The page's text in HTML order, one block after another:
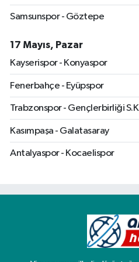
Samsunspor - Göztepe
17 Mayıs, Pazar
Kayserispor - Konyaspor
Fenerbahçe - Eyüpspor
Trabzonspor - Gençlerbirliği
Kasımpaşa - Galatasaray
Antalyaspor - Kocaelispor